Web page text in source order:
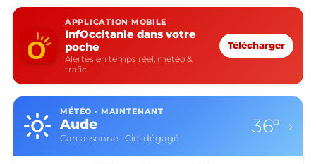
APPLICATION MOBILE
InfOccitanie dans votre
poche
Alertes en temps réel, météo &
trafic
Télécharger
MÉTÉO · MAINTENANT
Aude
Carcassonne · Ciel dégagé
36° ›